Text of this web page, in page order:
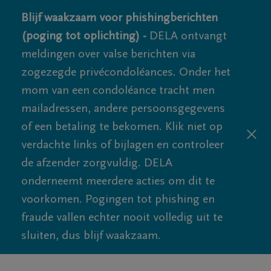
Blijf waakzaam voor phishingberichten
(poging tot oplichting) - DELA ontvangt
meldingen over valse berichten via
zogezegde privécondoléances. Onder het
mom van een condoléance tracht men
mailadressen, andere persoonsgegevens
of een betaling te bekomen. Klik niet op
verdachte links of bijlagen en controleer
de afzender zorgvuldig. DELA
onderneemt meerdere acties om dit te
voorkomen. Pogingen tot phishing en
fraude vallen echter nooit volledig uit te
sluiten, dus blijf waakzaam.